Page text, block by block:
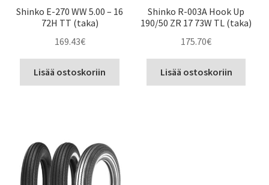
Shinko E-270 WW 5.00 – 16
72H TT (taka)
169.43€
Lisää ostoskoriin
Shinko R-003A Hook Up
190/50 ZR 17 73W TL (taka)
175.70€
Lisää ostoskoriin